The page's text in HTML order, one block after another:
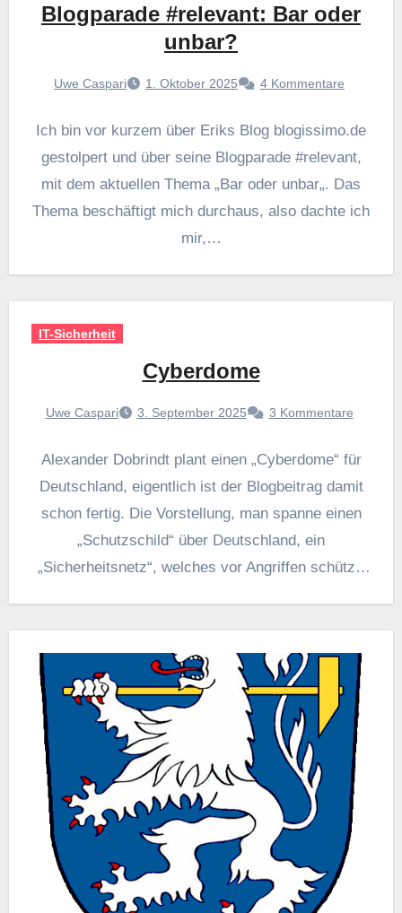
Blogparade #relevant: Bar oder
unbar?
Uwe Caspari 1. Oktober 2025 4 Kommentare
Ich bin vor kurzem über Eriks Blog blogissimo.de
gestolpert und über seine Blogparade #relevant,
mit dem aktuellen Thema „Bar oder unbar„. Das
Thema beschäftigt mich durchaus, also dachte ich
mir,…
IT-Sicherheit
Cyberdome
Uwe Caspari 3. September 2025 3 Kommentare
Alexander Dobrindt plant einen „Cyberdome“ für
Deutschland, eigentlich ist der Blogbeitrag damit
schon fertig. Die Vorstellung, man spanne einen
„Schutzschild“ über Deutschland, ein
„Sicherheitsnetz“, welches vor Angriffen schützt,